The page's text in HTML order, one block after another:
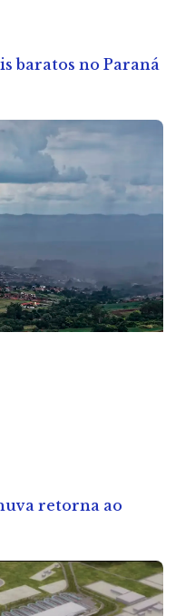
baratos no Paraná
retorna ao